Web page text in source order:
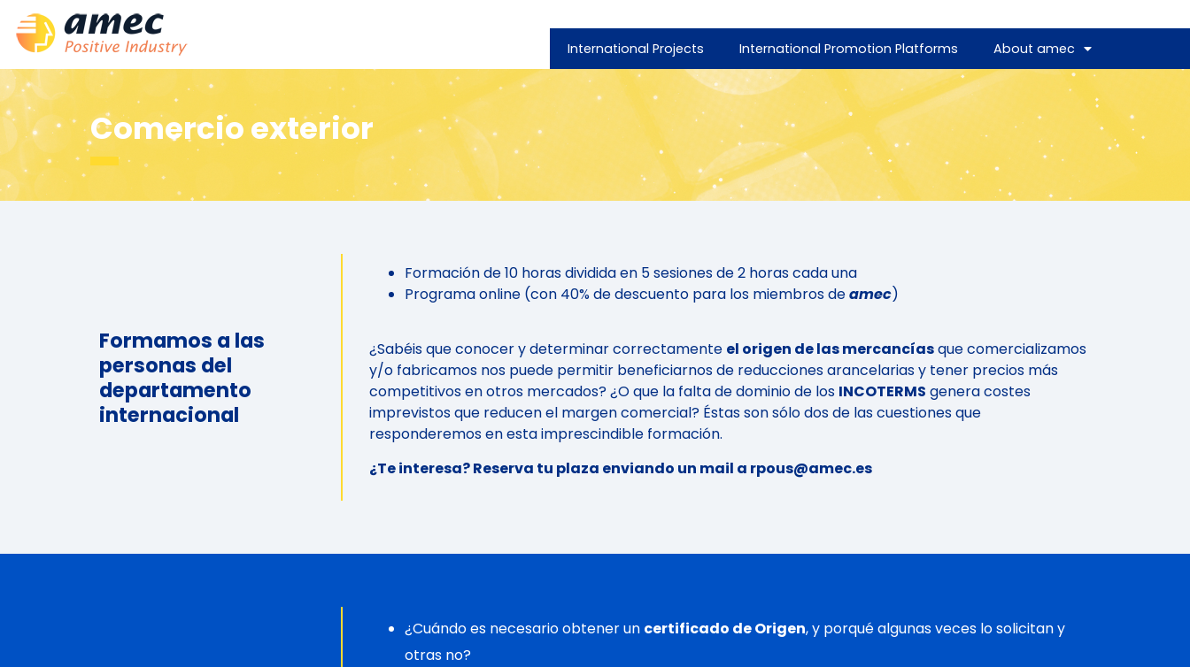
International Projects International Promotion Platforms About amec
Comercio exterior
Formamos a las
personas del
departamento
internacional
Formación de 10 horas dividida en 5 sesiones de 2 horas cada una
Programa online (con 40% de descuento para los miembros deamec)
¿Sabéis que conocer y determinar correctamente el origen de las mercancíasque comercializamos
y/o fabricamos nos puede permitir beneficiarnos de reducciones arancelarias y tener precios más
competitivos en otros mercados? ¿O que la falta de dominio de los INCOTERMS genera costes
imprevistos que reducen el margen comercial? Éstas son sólo dos de las cuestiones que
responderemos en esta imprescindible formación.
¿Te interesa? Reserva tu plaza enviando un mail a rpous@amec.es
¿Cuándo es necesario obtener un certificado de Origen, y porqué algunas veces lo solicitan y
otras no?